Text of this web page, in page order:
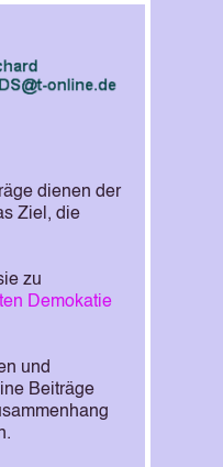
dienen der
Ziel, die
zu
Demokatie
und
Beiträge